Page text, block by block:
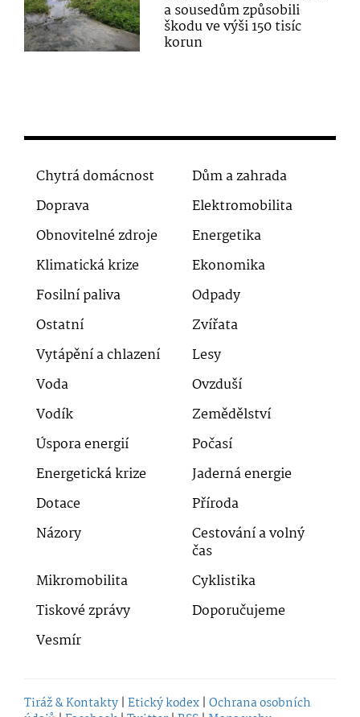
a sousedům způsobili
škodu ve výši 150 tisíc
korun
Chytrá domácnost
Dům a zahrada
Doprava
Elektromobilita
Obnovitelné zdroje
Energetika
Klimatická krize
Ekonomika
Fosilní paliva
Odpady
Ostatní
Zvířata
Vytápění a chlazení
Lesy
Voda
Ovzduší
Vodík
Zemědělství
Úspora energií
Počasí
Energetická krize
Jaderná energie
Dotace
Příroda
Názory
Cestování a volný
čas
Mikromobilita
Cyklistika
Tiskové zprávy
Doporučujeme
Vesmír
Tiráž & Kontakty | Etický kodex | Ochrana osobních